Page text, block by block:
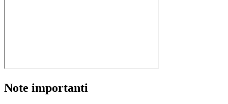
Note importanti